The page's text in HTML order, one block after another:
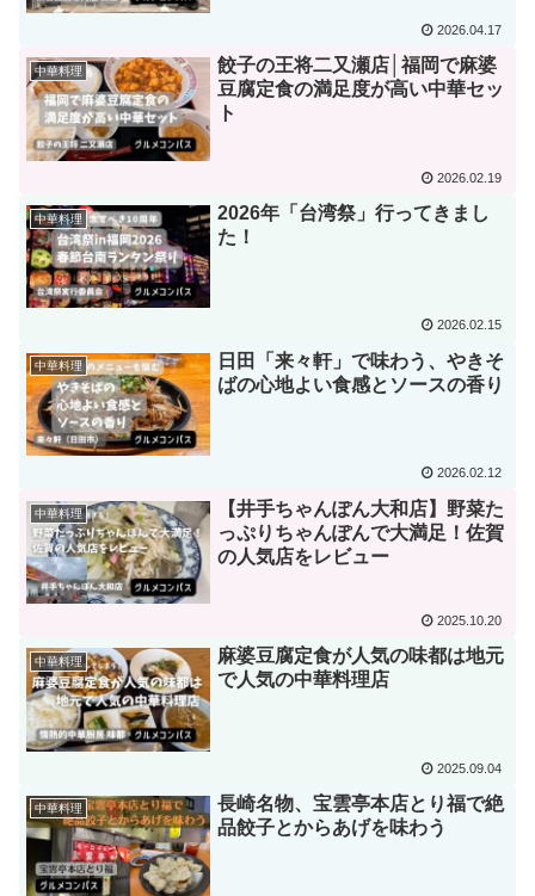
2026.04.17
中華料理
餃子の王将二又瀬店│福岡で麻婆
豆腐定食の満足度が高い中華セッ
ト
2026.02.19
中華料理
2026年「台湾祭」行ってきまし
た！
2026.02.15
中華料理
日田「来々軒」で味わう、やきそ
ばの心地よい食感とソースの香り
2026.02.12
中華料理
【井手ちゃんぽん大和店】野菜た
っぷりちゃんぽんで大満足！佐賀
の人気店をレビュー
2025.10.20
中華料理
麻婆豆腐定食が人気の味都は地元
で人気の中華料理店
2025.09.04
中華料理
長崎名物、宝雲亭本店とり福で絶
品餃子とからあげを味わう